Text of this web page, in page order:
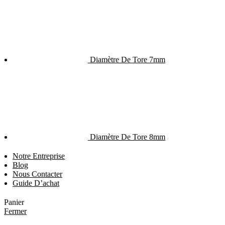
Diamètre De Tore 7mm
Diamètre De Tore 8mm
Notre Entreprise
Blog
Nous Contacter
Guide D’achat
Panier
Fermer